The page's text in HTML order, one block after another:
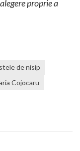
proprie a
de nisip
Cojocaru